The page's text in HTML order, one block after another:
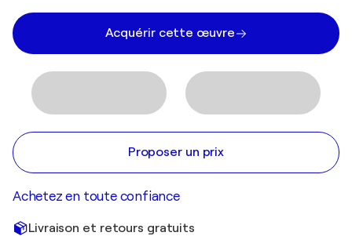
Acquérir cette œuvre
Proposer un prix
Achetez en toute confiance
Livraison et retours gratuits